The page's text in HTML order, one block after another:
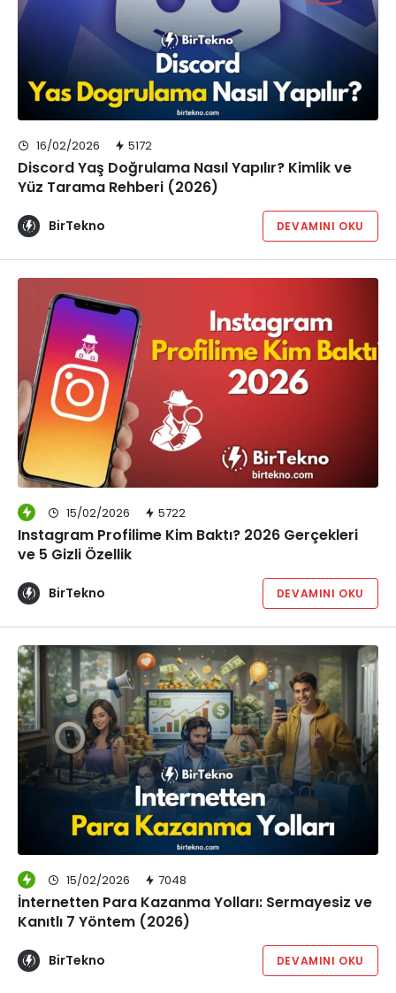
16/02/2026 5172
Discord Yaş Doğrulama Nasıl Yapılır? Kimlik ve
Yüz Tarama Rehberi (2026)
BirTekno DEVAMINI OKU
15/02/2026 5722
Instagram Profilime Kim Baktı? 2026 Gerçekleri
ve 5 Gizli Özellik
BirTekno DEVAMINI OKU
15/02/2026 7048
İnternetten Para Kazanma Yolları: Sermayesiz ve
Kanıtlı 7 Yöntem (2026)
BirTekno DEVAMINI OKU